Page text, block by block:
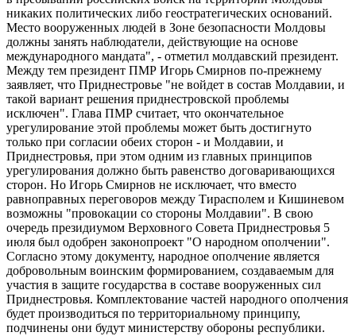
никаких политических либо геостратегических оснований.
Место вооруженных людей в Зоне безопасности Молдовы
должны занять наблюдатели, действующие на основе
международного мандата", - отметил молдавский президент.
Между тем президент ПМР Игорь Смирнов по-прежнему
заявляет, что Приднестровье "не войдет в состав Молдавии, и
такой вариант решения приднестровской проблемы
исключен". Глава ПМР считает, что окончательное
урегулирование этой проблемы может быть достигнуто
только при согласии обеих сторон - и Молдавии, и
Приднестровья, при этом одним из главных принципов
урегулирования должно быть равенство договаривающихся
сторон. Но Игорь Смирнов не исключает, что вместо
равноправных переговоров между Тирасполем и Кишиневом
возможны "провокации со стороны Молдавии". В свою
очередь президиумом Верховного Совета Приднестровья 5
июля был одобрен законопроект "О народном ополчении".
Согласно этому документу, народное ополчение является
добровольным воинским формированием, создаваемым для
участия в защите государства в составе вооруженных сил
Приднестровья. Комплектование частей народного ополчения
будет производиться по территориальному принципу,
подчинены они будут министерству обороны республики.